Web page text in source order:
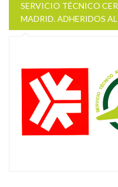
SERVICIO TÉCNICO
MADRID. ADHERIDOS